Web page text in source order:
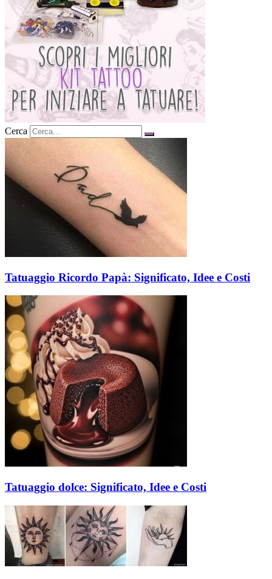
Cerca
Tatuaggio Ricordo Papà: Significato, Idee e Costi
Tatuaggio dolce: Significato, Idee e Costi